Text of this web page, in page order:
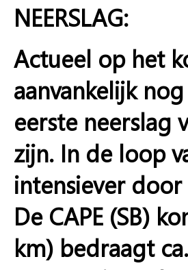
NEERSLAG:
Actueel op het
aanvankelijk
eerste neerslag
zijn. In de loop
intensiever
De CAPE (SB)
km) bedraagt